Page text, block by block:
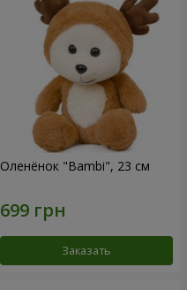
Оленёнок "Bambi", 23 см
Заказать